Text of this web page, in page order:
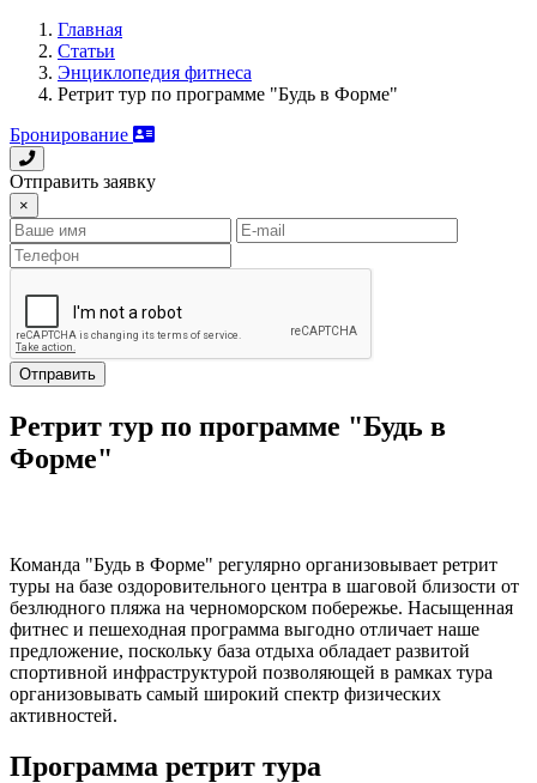
Главная
Статьи
Энциклопедия фитнеса
Ретрит тур по программе "Будь в Форме"
Бронирование
Отправить заявку
×
Отправить
Ретрит тур по программе "Будь в
Форме"
Команда "Будь в Форме" регулярно организовывает ретрит
туры на базе оздоровительного центра в шаговой близости от
безлюдного пляжа на черноморском побережье. Насыщенная
фитнес и пешеходная программа выгодно отличает наше
предложение, поскольку база отдыха обладает развитой
спортивной инфраструктурой позволяющей в рамках тура
организовывать самый широкий спектр физических
активностей.
Программа ретрит тура